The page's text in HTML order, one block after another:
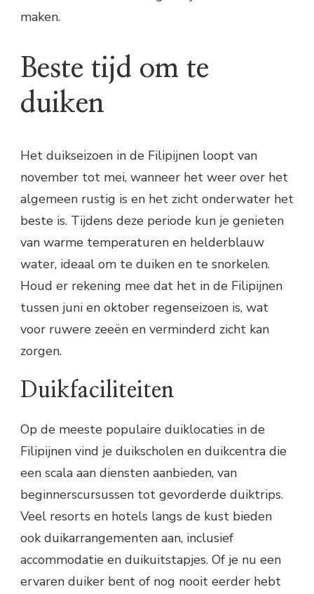
maken.
Beste tijd om te
duiken
Het duikseizoen in de Filipijnen loopt van
november tot mei, wanneer het weer over het
algemeen rustig is en het zicht onderwater het
beste is. Tijdens deze periode kun je genieten
van warme temperaturen en helderblauw
water, ideaal om te duiken en te snorkelen.
Houd er rekening mee dat het in de Filipijnen
tussen juni en oktober regenseizoen is, wat
voor ruwere zeeën en verminderd zicht kan
zorgen.
Duikfaciliteiten
Op de meeste populaire duiklocaties in de
Filipijnen vind je duikscholen en duikcentra die
een scala aan diensten aanbieden, van
beginnerscursussen tot gevorderde duiktrips.
Veel resorts en hotels langs de kust bieden
ook duikarrangementen aan, inclusief
accommodatie en duikuitstapjes. Of je nu een
ervaren duiker bent of nog nooit eerder hebt